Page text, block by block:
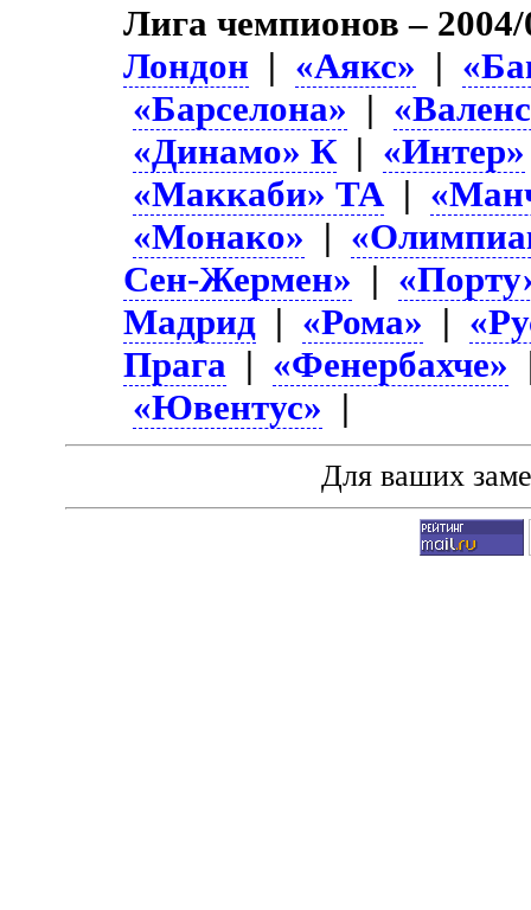
Лига чемпионов –
Лондон | «Аякс» |
«Барселона» |
«Динамо» К | «Интер»
«Маккаби» ТА |
«Монако» |
Сен-Жермен» |
Мадрид | «Рома» |
Прага | «Фенербахче»
«Ювентус» |
Для ваших